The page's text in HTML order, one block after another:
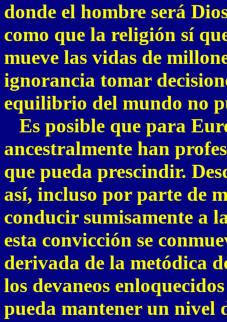
donde el hombre será
como que la religión sí
mueve las vidas de
ignorancia tomar
equilibrio del mundo no
Es posible que para
ancestralmente han
que pueda prescindir.
así, incluso por parte de
conducir sumisamente a
esta convicción se
derivada de la metódica
los devaneos
pueda mantener un nivel